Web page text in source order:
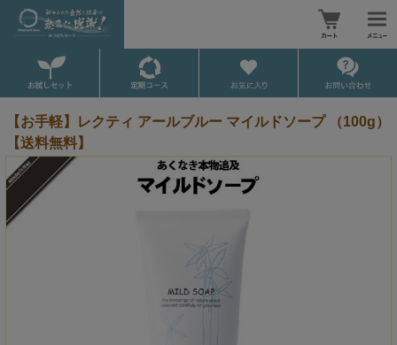
【お手軽】レクティ アールブルー マイルドソープ （100g）
【送料無料】